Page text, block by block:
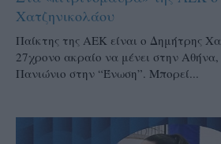
Χατζηνικολάου
Παίκτης της ΑΕΚ είναι ο Δημήτρης
27χρονο ακραίο να μένει στην
Πανιώνιο στην “Ένωση”. Μπορεί...